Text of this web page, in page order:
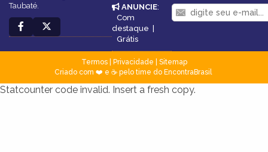
Taubaté.
ANUNCIE:
Com
destaque
Grátis
Termos| Privacidade
Sitemap
Criado com ❤️ e ☕ pelo time do EncontraBrasil
Statcounter code invalid. Insert a fresh copy.